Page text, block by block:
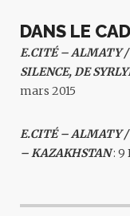
DANS LE
E.CITÉ – ALMATY /
SILENCE, DE
mars 2015
E.CITÉ – ALMATY /
– KAZAKHSTAN: 9